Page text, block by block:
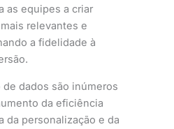
as equipes a criar
relevantes e
a fidelidade à
dados são inúmeros
da eficiência
da personalização e da